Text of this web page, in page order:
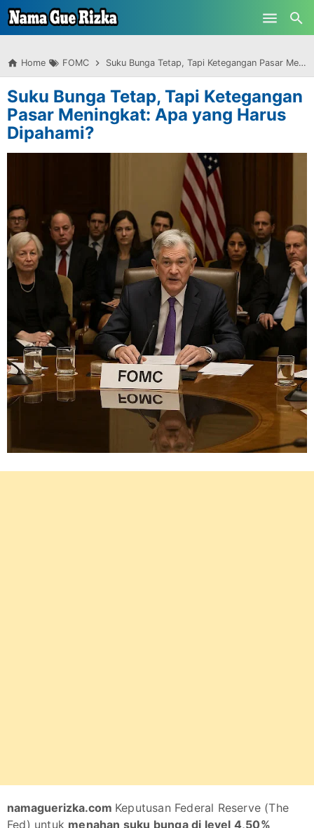
-->
Skip to main content
Home FOMC Suku Bunga Tetap, Tapi Ketegangan Pasar Meningkat: Apa yang Harus Dipahami?
Suku Bunga Tetap, Tapi Ketegangan
Pasar Meningkat: Apa yang Harus
Dipahami?
namaguerizka.com Keputusan Federal Reserve (The
Fed) untuk menahan suku bunga di level 4,50%